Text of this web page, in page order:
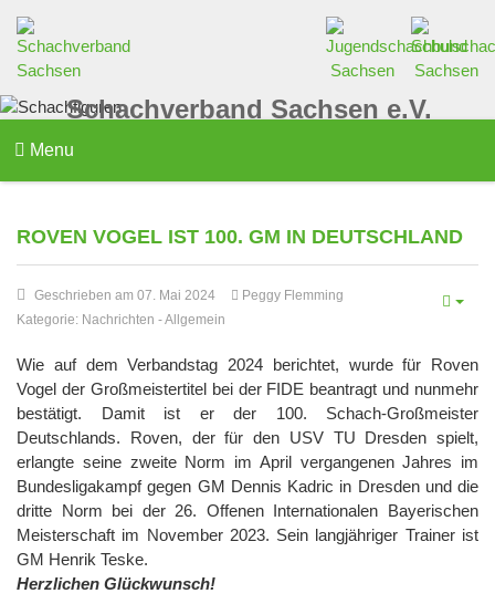
Schachverband Sachsen e.V.
Menu
ROVEN VOGEL IST 100. GM IN DEUTSCHLAND
Geschrieben am 07. Mai 2024
Peggy Flemming
Kategorie: Nachrichten -Allgemein
Wie auf dem Verbandstag 2024 berichtet, wurde für Roven
Vogel der Großmeistertitel bei der FIDE beantragt und nunmehr
bestätigt. Damit ist er der 100. Schach-Großmeister
Deutschlands. Roven, der für den USV TU Dresden spielt,
erlangte seine zweite Norm im April vergangenen Jahres im
Bundesligakampf gegen GM Dennis Kadric in Dresden und die
dritte Norm bei der 26. Offenen Internationalen Bayerischen
Meisterschaft im November 2023. Sein langjähriger Trainer ist
GM Henrik Teske.
Herzlichen Glückwunsch!